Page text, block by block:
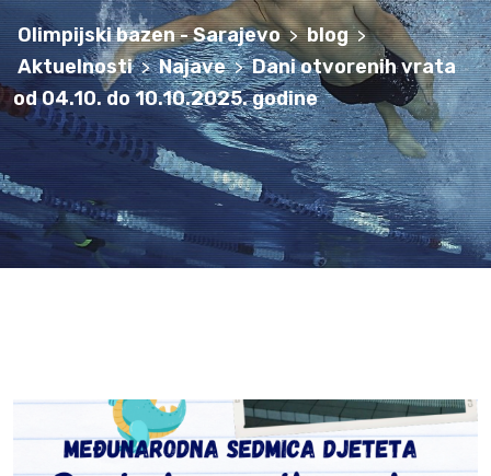
Olimpijski bazen - Sarajevo > blog >
Aktuelnosti > Najave > Dani otvorenih vrata
od 04.10. do 10.10.2025. godine